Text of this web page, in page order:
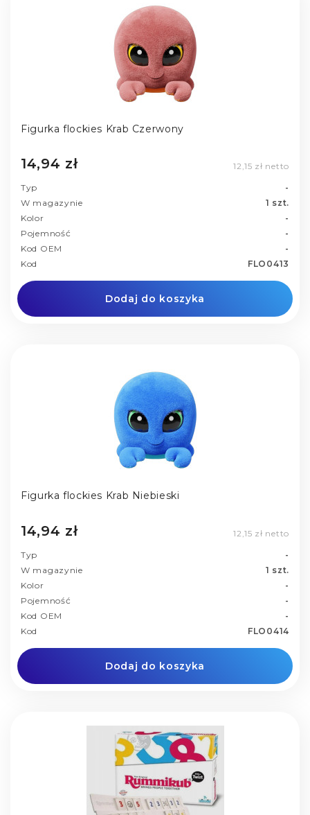
Figurka flockies Krab Czerwony
14,94 zł 12,15 zł netto
Typ
-
W magazynie
1 szt.
Kolor
-
Pojemność
-
Kod OEM
-
Kod
FLO0413
Dodaj do koszyka
Figurka flockies Krab Niebieski
14,94 zł 12,15 zł netto
Typ
-
W magazynie
1 szt.
Kolor
-
Pojemność
-
Kod OEM
-
Kod
FLO0414
Dodaj do koszyka